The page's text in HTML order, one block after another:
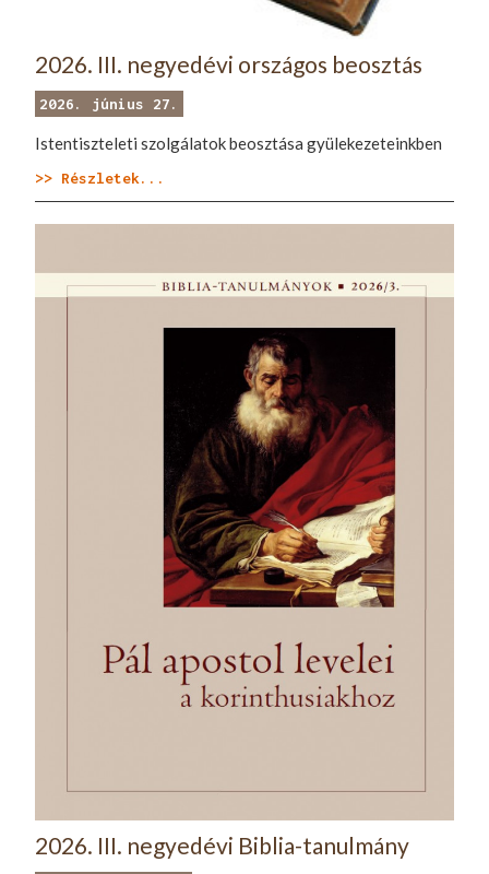
2026. III. negyedévi országos beosztás
2026. június 27.
Istentiszteleti szolgálatok beosztása gyülekezeteinkben
>> Részletek...
2026. III. negyedévi Biblia-tanulmány